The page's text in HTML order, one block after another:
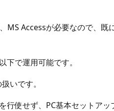
Accessが必要なので、
で運用可能です。
いです。
使せず、PC基本セットア